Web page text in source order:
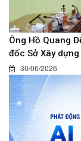
Ông Hồ Quang
đốc Sở Xây dựng
30/06/2026